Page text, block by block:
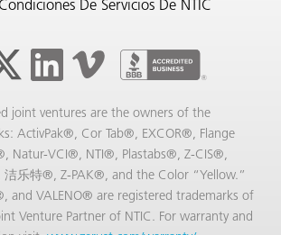
De Servicios De NTIC
joint ventures are the owners of the
ActivPak®, Cor Tab®, EXCOR®, Flange
Natur-VCI®, NTI®, Plastabs®, Z-CIS®,
洁乐特®, Z-PAK®, and the Color “Yellow.”
and VALENO® are registered trademarks of
Venture Partner of NTIC. For warranty and